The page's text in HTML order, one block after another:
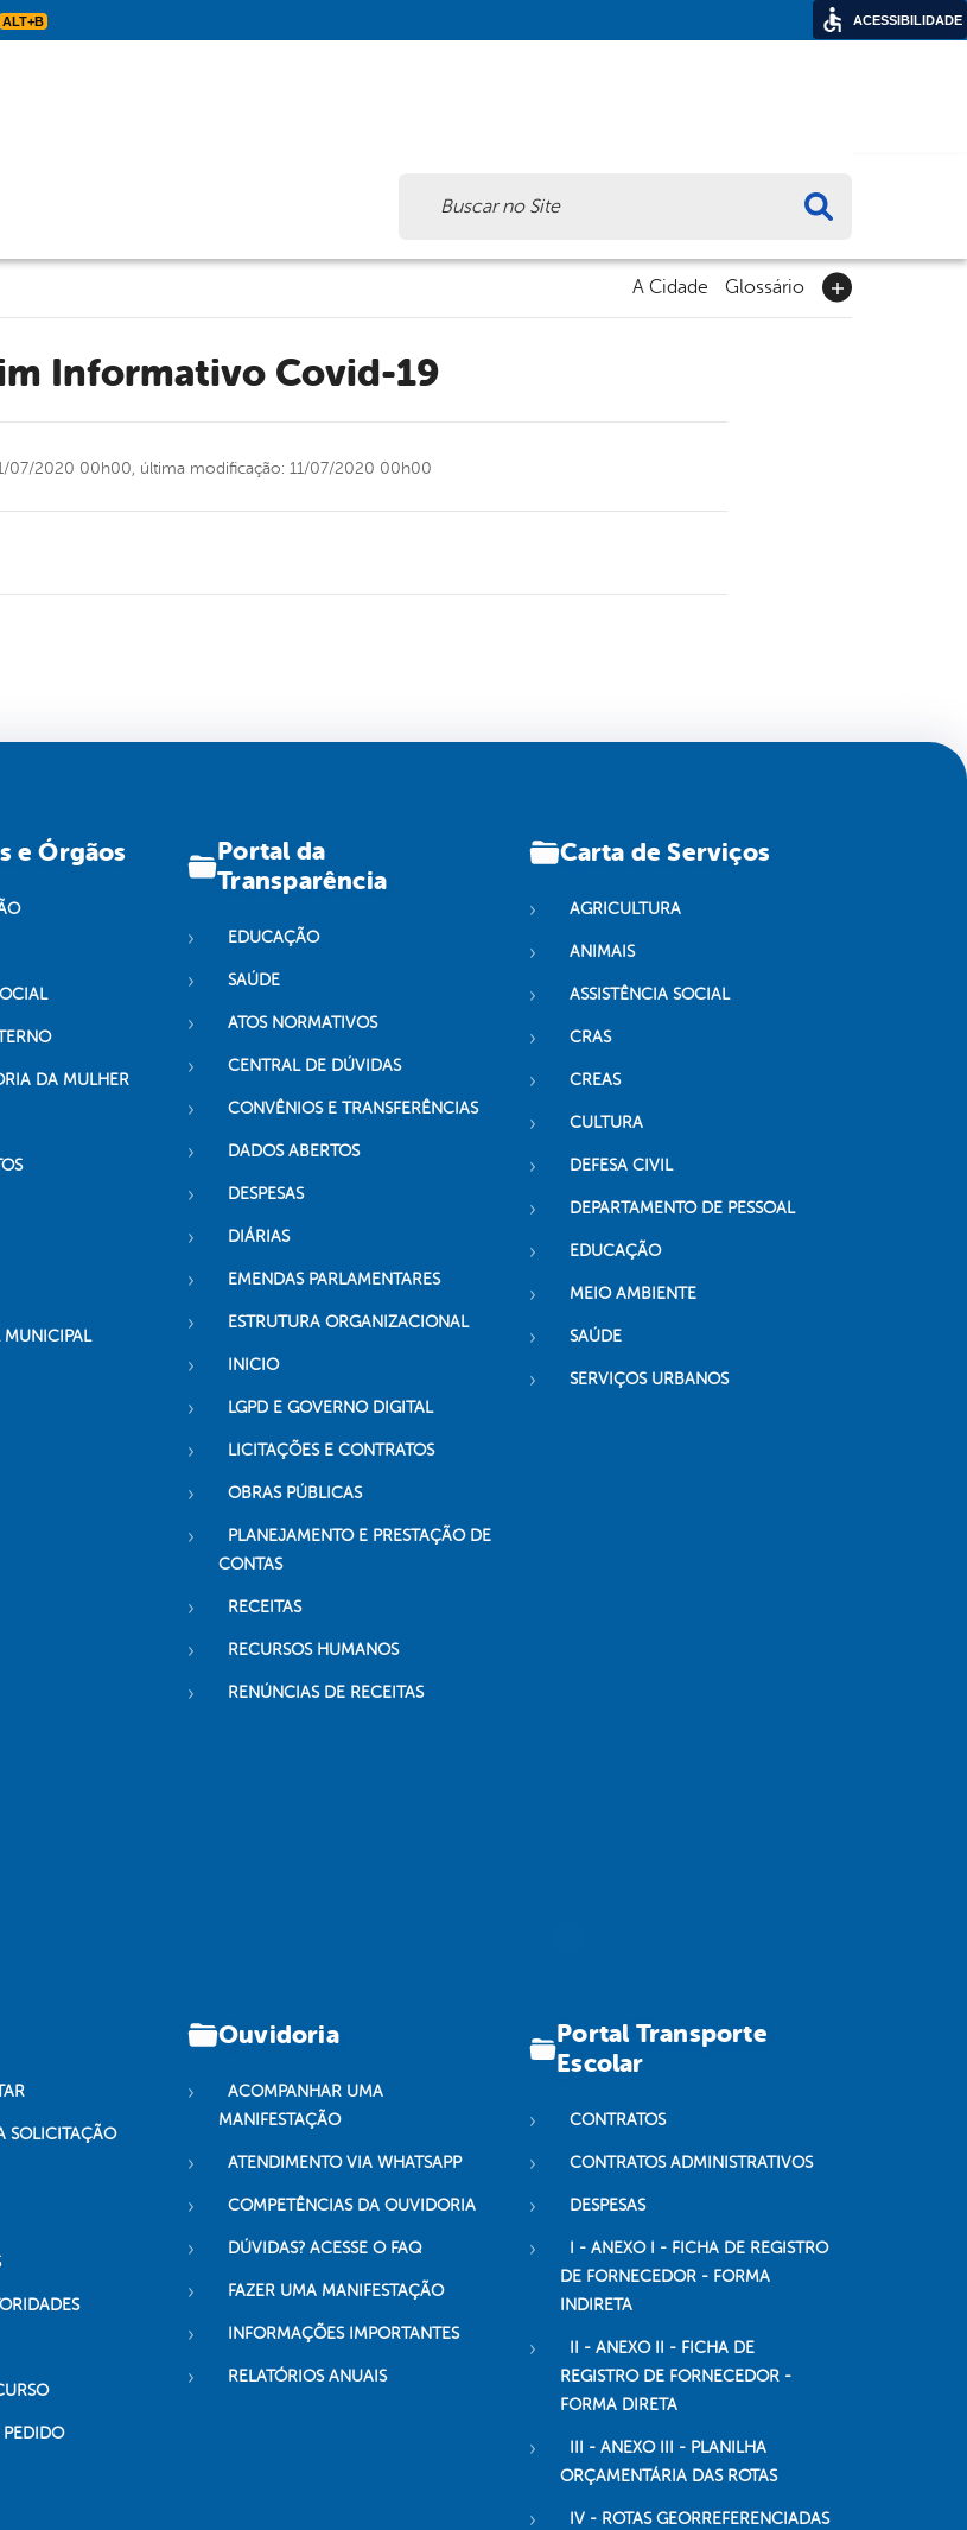
ALT+B
A Cidade Glossário
Informativo Covid-19
07/2020 00h00, última modificação: 11/07/2020 00h00
e Órgãos
DA MULHER
Portal da
Transparência
EDUCAÇÃO
SAÚDE
ATOS NORMATIVOS
CENTRAL DE DÚVIDAS
CONVÊNIOS E TRANSFERÊNCIAS
DADOS ABERTOS
DESPESAS
DIÁRIAS
EMENDAS PARLAMENTARES
ESTRUTURA ORGANIZACIONAL
INICIO
LGPD E GOVERNO DIGITAL
LICITAÇÕES E CONTRATOS
OBRAS PÚBLICAS
PLANEJAMENTO E PRESTAÇÃO DE
CONTAS
RECEITAS
RECURSOS HUMANOS
RENÚNCIAS DE RECEITAS
Carta de Serviços
AGRICULTURA
ANIMAIS
ASSISTÊNCIA SOCIAL
CRAS
CREAS
CULTURA
DEFESA CIVIL
DEPARTAMENTO DE PESSOAL
EDUCAÇÃO
MEIO AMBIENTE
SAÚDE
SERVIÇOS URBANOS
SOLICITAÇÃO
Ouvidoria
ACOMPANHAR UMA
MANIFESTAÇÃO
ATENDIMENTO VIA WHATSAPP
COMPETÊNCIAS DA OUVIDORIA
DÚVIDAS? ACESSE O FAQ
FAZER UMA MANIFESTAÇÃO
INFORMAÇÕES IMPORTANTES
RELATÓRIOS ANUAIS
Portal Transporte
Escolar
CONTRATOS
CONTRATOS ADMINISTRATIVOS
DESPESAS
I - ANEXO I - FICHA DE REGISTRO
DE FORNECEDOR - FORMA
INDIRETA
II - ANEXO II - FICHA DE
REGISTRO DE FORNECEDOR -
FORMA DIRETA
III - ANEXO III - PLANILHA
ORÇAMENTÁRIA DAS ROTAS
IV - ROTAS GEORREFERENCIADAS
ACESSIBILIDADE